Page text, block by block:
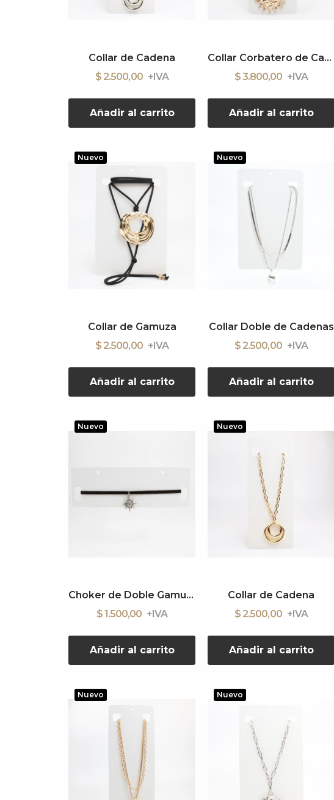
Collar de Cadena
$ 2.500,00
Añadir al carrito
Collar Corbatero de Cadena
$ 3.800,00
Añadir al carrito
Nuevo
Collar de Gamuza
$ 2.500,00
Añadir al carrito
Nuevo
Collar Doble de Cadenas
$ 2.500,00
Añadir al carrito
Nuevo
Choker de Doble Gamuza
$ 1.500,00
Añadir al carrito
Nuevo
Collar de Cadena
$ 2.500,00
Añadir al carrito
Nuevo Nuevo